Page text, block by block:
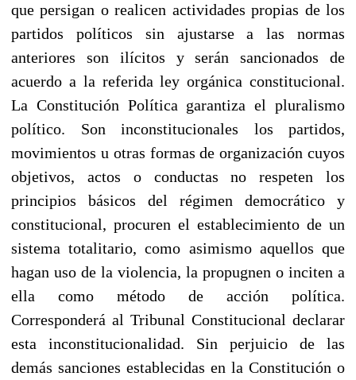
que persigan o realicen actividades propias de los
partidos políticos sin ajustarse a las normas
anteriores son ilícitos y serán sancionados de
acuerdo a la referida ley orgánica constitucional.
La Constitución Política garantiza el pluralismo
político. Son inconstitucionales los partidos,
movimientos u otras formas de organización cuyos
objetivos, actos o conductas no respeten los
principios básicos del régimen democrático y
constitucional, procuren el establecimiento de un
sistema totalitario, como asimismo aquellos que
hagan uso de la violencia, la propugnen o inciten a
ella como método de acción política.
Corresponderá al Tribunal Constitucional declarar
esta inconstitucionalidad. Sin perjuicio de las
demás sanciones establecidas en la Constitución o